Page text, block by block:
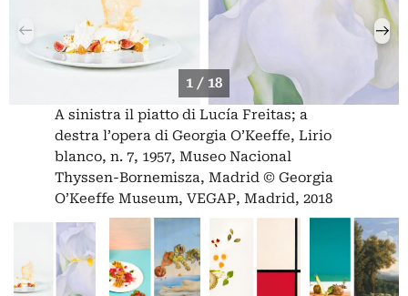
1 / 18
A sinistra il piatto di Lucía Freitas; a
destra l’opera di Georgia O’Keeffe, Lirio
blanco, n. 7, 1957, Museo Nacional
Thyssen-Bornemisza, Madrid © Georgia
O’Keeffe Museum, VEGAP, Madrid, 2018